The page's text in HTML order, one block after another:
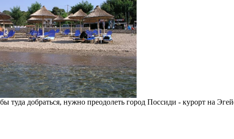
туда добраться, нужно преодолеть город Поссиди - курорт на